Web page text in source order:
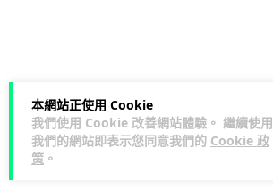
本網站正使用 Cookie
我們使用 Cookie 改善網站體驗。 繼續使用
我們的網站即表示您同意我們的 Cookie 政
策 。